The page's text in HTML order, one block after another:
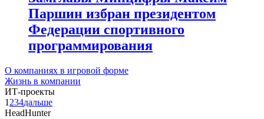
Паршин избран президентом
Федерации спортивного
программирования
О компаниях в игровой форме
Жизнь в компании
ИТ-проекты
1 234дальше
HeadHunter